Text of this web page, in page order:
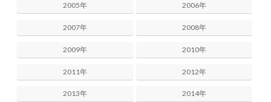
2005年 2006年
2007年 2008年
2009年 2010年
2011年 2012年
2013年 2014年